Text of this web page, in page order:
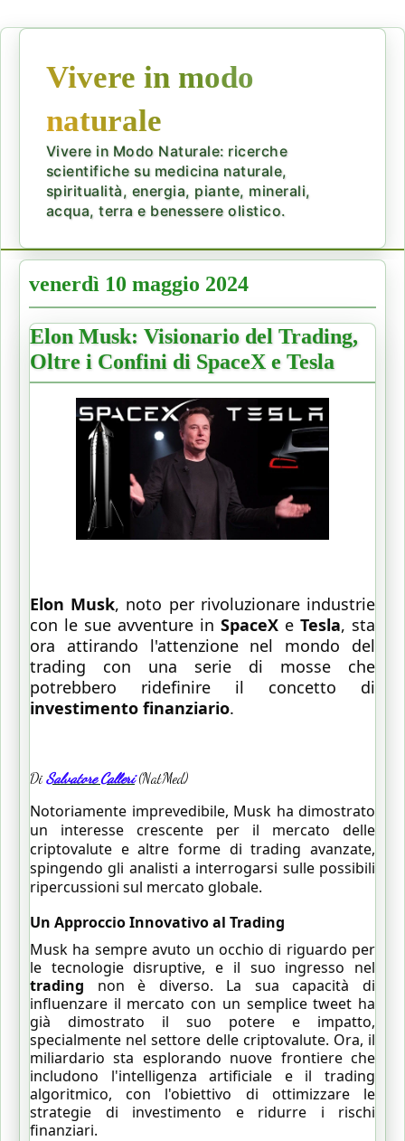
Vivere in modo
naturale
Vivere in Modo Naturale: ricerche
scientifiche su medicina naturale,
spiritualità, energia, piante, minerali,
acqua, terra e benessere olistico.
venerdì 10 maggio 2024
Elon Musk: Visionario del Trading,
Oltre i Confini di SpaceX e Tesla
Elon Musk, noto per rivoluzionare industrie
con le sue avventure in SpaceX e Tesla, sta
ora attirando l'attenzione nel mondo del
trading con una serie di mosse che
potrebbero ridefinire il concetto di
investimento finanziario.
Di Salvatore Calleri(NatMed)
Notoriamente imprevedibile, Musk ha dimostrato
un interesse crescente per il mercato delle
criptovalute e altre forme di trading avanzate,
spingendo gli analisti a interrogarsi sulle possibili
ripercussioni sul mercato globale.
Un Approccio Innovativo al Trading
Musk ha sempre avuto un occhio di riguardo per
le tecnologie disruptive, e il suo ingresso nel
trading non è diverso. La sua capacità di
influenzare il mercato con un semplice tweet ha
già dimostrato il suo potere e impatto,
specialmente nel settore delle criptovalute. Ora, il
miliardario sta esplorando nuove frontiere che
includono l'intelligenza artificiale e il trading
algoritmico, con l'obiettivo di ottimizzare le
strategie di investimento e ridurre i rischi
finanziari.